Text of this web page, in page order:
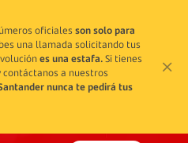
oficiales son solo para
una llamada solicitando tus
es una estafa.Si tienes
a nuestros
nunca te pedirá tus